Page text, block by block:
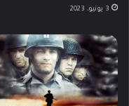
3 يونيو، 2023